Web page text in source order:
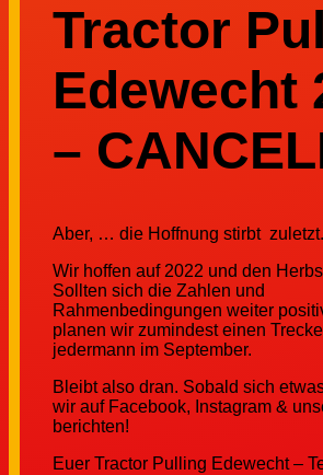
Tractor
Edewecht
–
Aber, … die Hoffnung stirbt zuletzt.
Wir hoffen auf 2022 und den
Sollten sich die Zahlen und
Rahmenbedingungen weiter
planen wir zumindest einen
jedermann im September.
Bleibt also dran. Sobald sich
wir auf Facebook, Instagram &
berichten!
Euer Tractor Pulling Edewecht –